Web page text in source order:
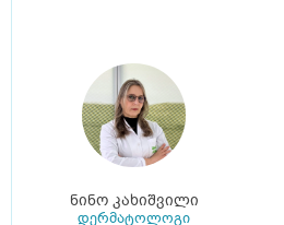
ნინო კახიშვილი
დერმატოლოგი